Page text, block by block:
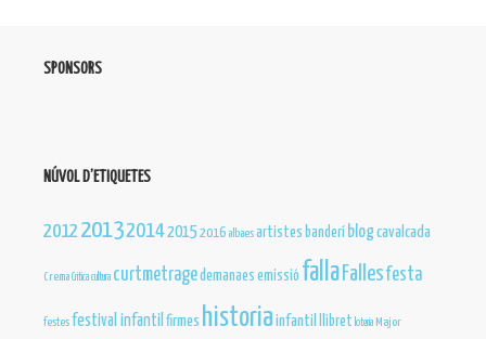
SPONSORS
NÚVOL D’ETIQUETES
2012 201320142015 2016 albaesartistes banderí blog cavalcada
Crema Critica cultura curtmetragedemanaes emissió falla Fallesfesta
festesfestival infantil firmes historia infantil llibret loteria Major